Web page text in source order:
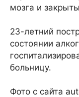
мозга и
23-летний
состоянии
больницу.
Фото с сайта